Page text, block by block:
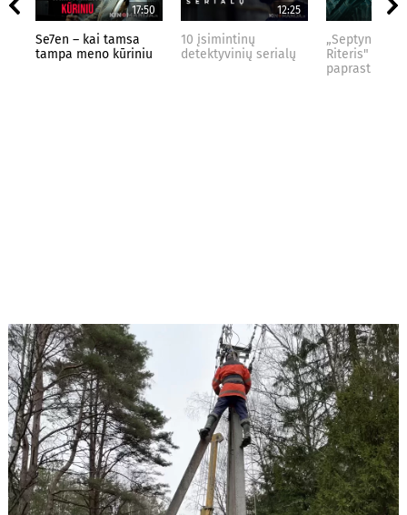
17:50
Se7en – kai tamsa
tampa meno kūriniu
12:25
10 įsimintinų
detektyvinių serialų
„Septynių
Riteris" – kai
paprastumas